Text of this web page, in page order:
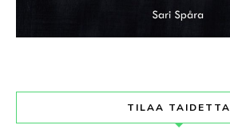
TILAA TAIDETTA